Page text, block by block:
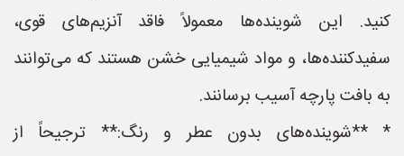
کنید. این شوینده‌ها معمولاً فاقد آنزیم‌های قوی،
سفیدکننده‌ها، و مواد شیمیایی خشن هستند که می‌توانند
به بافت پارچه آسیب برسانند.
* **شوینده‌های بدون عطر و رنگ:** ترجیحاً از